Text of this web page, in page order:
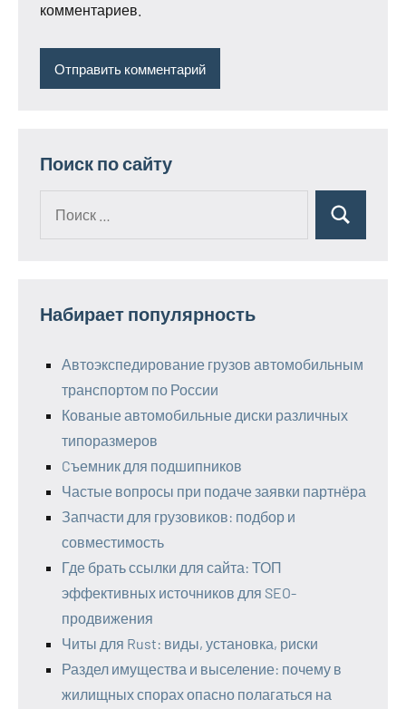
комментариев.
Поиск по сайту
Поиск
Набирает популярность
Автоэкспедирование грузов автомобильным
транспортом по России
Кованые автомобильные диски различных
типоразмеров
Cъемник для подшипников
Частые вопросы при подаче заявки партнёра
Запчасти для грузовиков: подбор и
совместимость
Где брать ссылки для сайта: ТОП
эффективных источников для SEO-
продвижения
Читы для Rust: виды, установка, риски
Раздел имущества и выселение: почему в
жилищных спорах опасно полагаться на